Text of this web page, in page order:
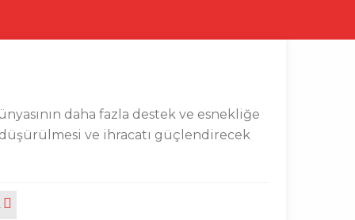
daha fazla destek ve esnekliğe
ve ihracatı güçlendirecek